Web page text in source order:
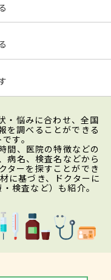
・悩みに合わせ、全国
を調べることができる
す。
間、医院の特徴などの
病名、検査名などから
ターを探すことができ
に基づき、ドクターに
検査など）も紹介。